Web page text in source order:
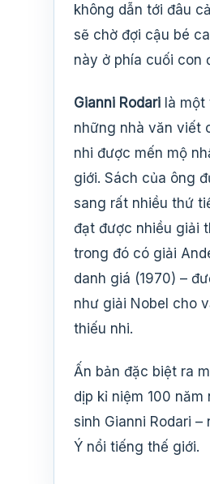
không dẫn tới đâu
sẽ chờ đợi cậu bé
này ở phía cuối con
Gianni Rodari là
những nhà văn viết
nhi được mến mộ
giới. Sách của ông
sang rất nhiều thứ
đạt được nhiều giải
trong đó có giải
danh giá (1970) –
như giải Nobel cho
thiếu nhi.
Ấn bản đặc biệt ra
dịp kỉ niệm 100 năm
sinh Gianni Rodari –
Ý nổi tiếng thế giới.